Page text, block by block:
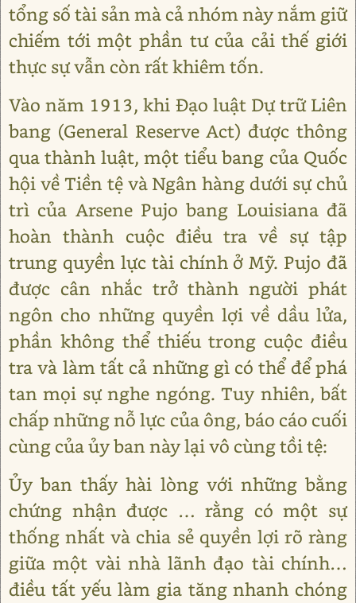
tổng số tài sản mà cả nhóm này nắm giữ
chiếm tới một phần tư của cải thế giới
thực sự vẫn còn rất khiêm tốn.
Vào năm 1913, khi Đạo luật Dự trữ Liên
bang (General Reserve Act) được thông
qua thành luật, một tiểu bang của Quốc
hội về Tiền tệ và Ngân hàng dưới sự chủ
trì của Arsene Pujo bang Louisiana đã
hoàn thành cuộc điều tra về sự tập
trung quyền lực tài chính ở Mỹ. Pujo đã
được cân nhắc trở thành người phát
ngôn cho những quyền lợi về dầu lửa,
phần không thể thiếu trong cuộc điều
tra và làm tất cả những gì có thể để phá
tan mọi sự nghe ngóng. Tuy nhiên, bất
chấp những nỗ lực của ông, báo cáo cuối
cùng của ủy ban này lại vô cùng tồi tệ:
Ủy ban thấy hài lòng với những bằng
chứng nhận được … rằng có một sự
thống nhất và chia sẻ quyền lợi rõ ràng
giữa một vài nhà lãnh đạo tài chính…
điều tất yếu làm gia tăng nhanh chóng